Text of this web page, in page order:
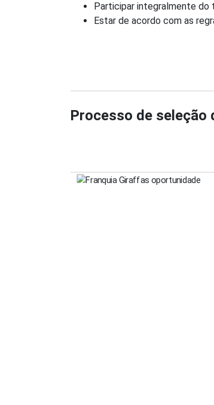
Participar integralmente do
Estar de acordo com as
Processo de seleção